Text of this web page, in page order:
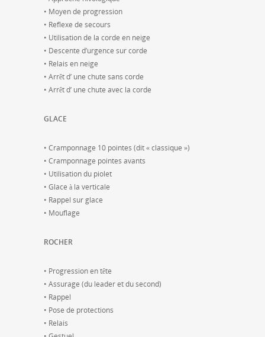
• Moyen de progression
• Reflexe de secours
• Utilisation de la corde en neige
• Descente d’urgence sur corde
• Relais en neige
• Arrêt d’ une chute sans corde
• Arrêt d’ une chute avec la corde
GLACE
• Cramponnage 10 pointes (dit « classique »)
• Cramponnage pointes avants
• Utilisation du piolet
• Glace à la verticale
• Rappel sur glace
• Mouflage
ROCHER
• Progression en tête
• Assurage (du leader et du second)
• Rappel
• Pose de protections
• Relais